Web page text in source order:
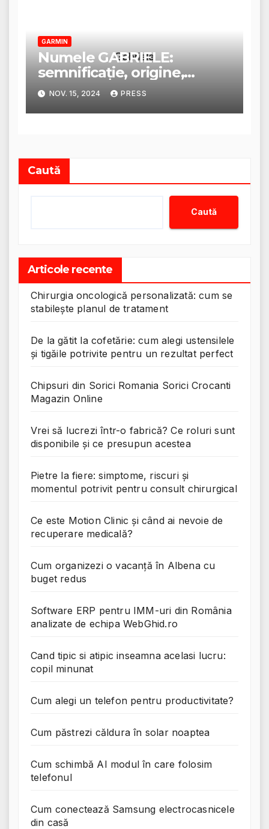
GARMIN
Numele GABRIELE:
semnificație, origine,
trăsături și personalitate
NOV. 15, 2024 PRESS
Caută
Caută
Articole recente
Chirurgia oncologică personalizată: cum se
stabilește planul de tratament
De la gătit la cofetărie: cum alegi ustensilele
și tigăile potrivite pentru un rezultat perfect
Chipsuri din Sorici Romania Sorici Crocanti
Magazin Online
Vrei să lucrezi într-o fabrică? Ce roluri sunt
disponibile și ce presupun acestea
Pietre la fiere: simptome, riscuri și
momentul potrivit pentru consult chirurgical
Ce este Motion Clinic și când ai nevoie de
recuperare medicală?
Cum organizezi o vacanță în Albena cu
buget redus
Software ERP pentru IMM-uri din România
analizate de echipa WebGhid.ro
Cand tipic si atipic inseamna acelasi lucru:
copil minunat
Cum alegi un telefon pentru productivitate?
Cum păstrezi căldura în solar noaptea
Cum schimbă AI modul în care folosim
telefonul
Cum conectează Samsung electrocasnicele
din casă